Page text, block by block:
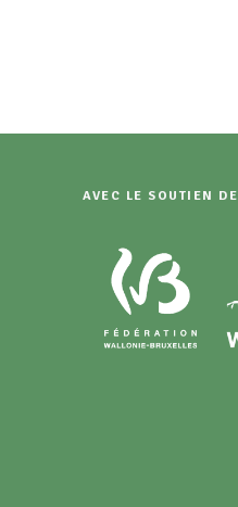
AVEC LE SOUTIEN DE